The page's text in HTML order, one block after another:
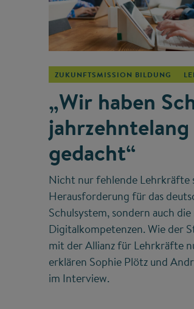
ZUKUNFTSMISSION BILDUNG
„Wir haben
gedacht“
Nicht nur fehlende Lehrkräfte
Herausforderung für das
Schulsystem, sondern auch
Digitalkompetenzen. Wie der
mit der Allianz für Lehrkräfte
erklären Sophie Plötz und
im Interview.